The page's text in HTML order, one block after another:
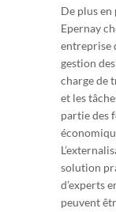
De plus en
Epernay
entreprise
gestion
charge de
et les
partie des
solution
d’experts
peuvent